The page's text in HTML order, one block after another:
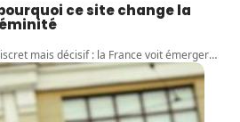
ce site change la
mais décisif : la France voit émerger…